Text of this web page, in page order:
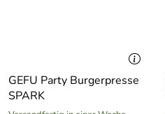
GEFU Party Burgerpresse
SPARK